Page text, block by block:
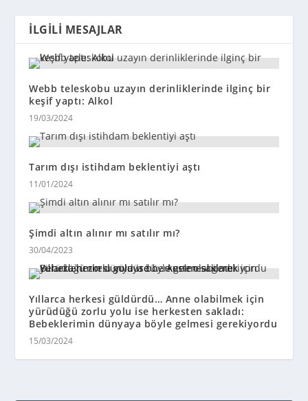
İLGILI MESAJLAR
Webb teleskobu uzayın derinliklerinde ilginç bir
keşif yaptı: Alkol
19/03/2024
Tarım dışı istihdam beklentiyi aştı
11/01/2024
Şimdi altın alınır mı satılır mı?
30/04/2023
Yıllarca herkesi güldürdü… Anne olabilmek için
yürüdüğü zorlu yolu ise herkesten sakladı:
Bebeklerimin dünyaya böyle gelmesi gerekiyordu
15/03/2024